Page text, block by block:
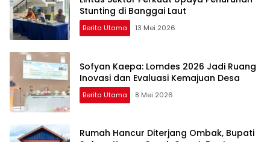
Stunting di Banggai Laut
Berita Utama 13 Mei 2026
Sofyan Kaepa: Lomdes 2026 Jadi Ruang
Inovasi dan Evaluasi Kemajuan Desa
Berita Utama 8 Mei 2026
Rumah Hancur Diterjang Ombak, Bupati